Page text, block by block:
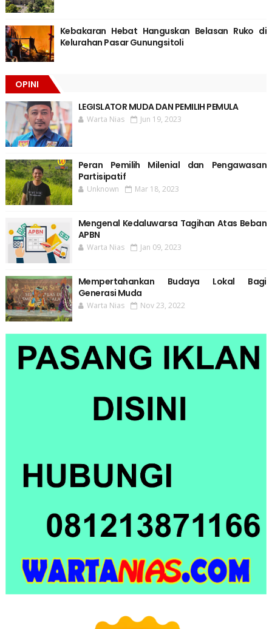
Kebakaran Hebat Hanguskan Belasan Ruko di
Kelurahan Pasar Gunungsitoli
OPINI
LEGISLATOR MUDA DAN PEMILIH PEMULA
Warta Nias Jun 19, 2023
Peran Pemilih Milenial dan Pengawasan
Partisipatif
Unknown Mar 18, 2023
Mengenal Kedaluwarsa Tagihan Atas Beban
APBN
Warta Nias Jan 09, 2023
Mempertahankan Budaya Lokal Bagi
Generasi Muda
Warta Nias Nov 23, 2022